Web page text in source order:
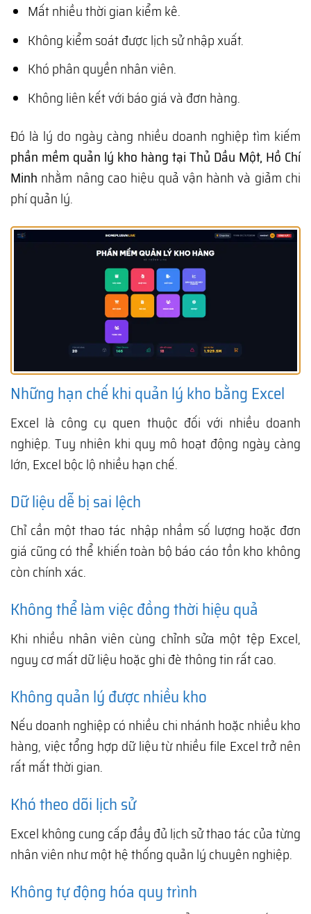
Mất nhiều thời gian kiểm kê.
Không kiểm soát được lịch sử nhập xuất.
Khó phân quyền nhân viên.
Không liên kết với báo giá và đơn hàng.
Đó là lý do ngày càng nhiều doanh nghiệp tìm kiếm
phần mềm quản lý kho hàng tại Thủ Dầu Một, Hồ Chí
Minh nhằm nâng cao hiệu quả vận hành và giảm chi
phí quản lý.
Những hạn chế khi quản lý kho bằng Excel
Excel là công cụ quen thuộc đối với nhiều doanh
nghiệp. Tuy nhiên khi quy mô hoạt động ngày càng
lớn, Excel bộc lộ nhiều hạn chế.
Dữ liệu dễ bị sai lệch
Chỉ cần một thao tác nhập nhầm số lượng hoặc đơn
giá cũng có thể khiến toàn bộ báo cáo tồn kho không
còn chính xác.
Không thể làm việc đồng thời hiệu quả
Khi nhiều nhân viên cùng chỉnh sửa một tệp Excel,
nguy cơ mất dữ liệu hoặc ghi đè thông tin rất cao.
Không quản lý được nhiều kho
Nếu doanh nghiệp có nhiều chi nhánh hoặc nhiều kho
hàng, việc tổng hợp dữ liệu từ nhiều file Excel trở nên
rất mất thời gian.
Khó theo dõi lịch sử
Excel không cung cấp đầy đủ lịch sử thao tác của từng
nhân viên như một hệ thống quản lý chuyên nghiệp.
Không tự động hóa quy trình